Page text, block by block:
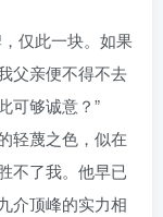
仅此一块。如果
父亲便不得不去
可够诚意？”
轻蔑之色，似在
不了我。他早已
介顶峰的实力相